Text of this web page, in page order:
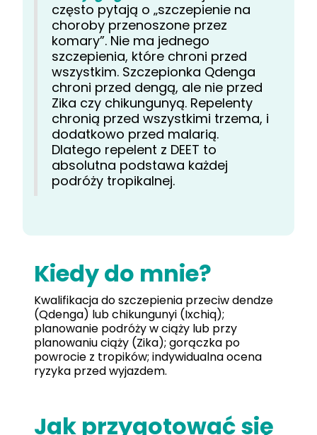
często pytają o „szczepienie na
choroby przenoszone przez
komary”. Nie ma jednego
szczepienia, które chroni przed
wszystkim. Szczepionka Qdenga
chroni przed dengą, ale nie przed
Zika czy chikungunyą. Repelenty
chronią przed wszystkimi trzema, i
dodatkowo przed malarią.
Dlatego repelent z DEET to
absolutna podstawa każdej
podróży tropikalnej.
Kiedy do mnie?
Kwalifikacja do szczepienia przeciw dendze
(Qdenga) lub chikungunyi (Ixchiq);
planowanie podróży w ciąży lub przy
planowaniu ciąży (Zika); gorączka po
powrocie z tropików; indywidualna ocena
ryzyka przed wyjazdem.
Jak przygotować się